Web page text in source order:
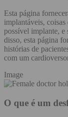
Esta página
implantáveis,
possível implante, e
disso, esta página
histórias de
com um
Image
O que é um